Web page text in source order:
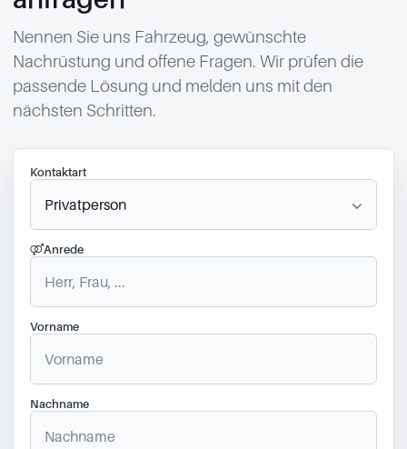
Nennen Sie uns Fahrzeug, gewünschte
Nachrüstung und offene Fragen. Wir prüfen die
passende Lösung und melden uns mit den
nächsten Schritten.
Kontaktart
Anrede
Vorname
Nachname